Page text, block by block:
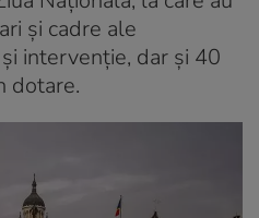
şi cadre ale
intervenţie, dar şi 40
dotare.